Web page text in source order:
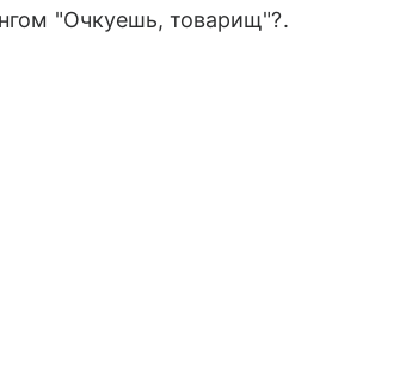
"Очкуешь, товарищ"?.